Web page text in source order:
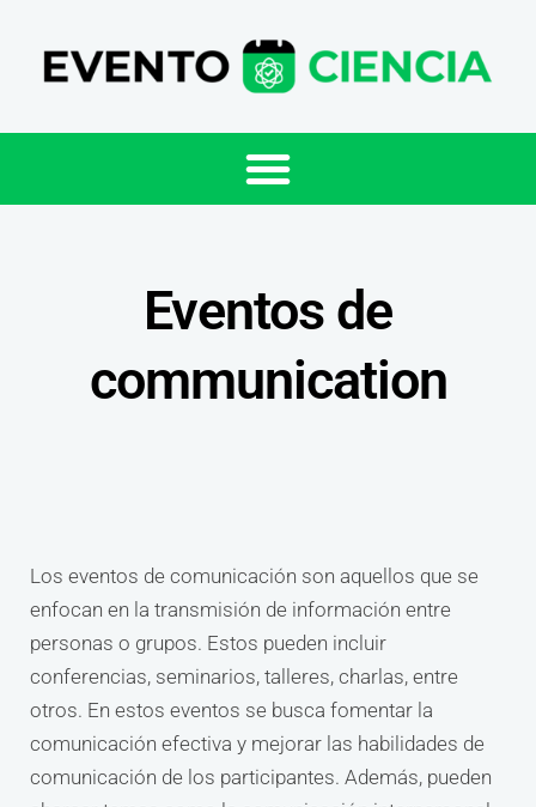
Eventos de
communication
Los eventos de comunicación son aquellos que se
enfocan en la transmisión de información entre
personas o grupos. Estos pueden incluir
conferencias, seminarios, talleres, charlas, entre
otros. En estos eventos se busca fomentar la
comunicación efectiva y mejorar las habilidades de
comunicación de los participantes. Además, pueden